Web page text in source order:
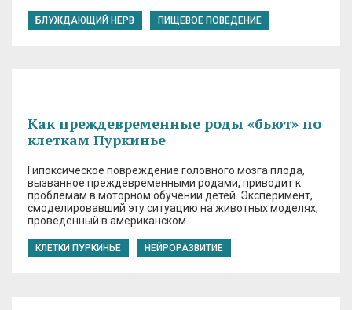
БЛУЖДАЮЩИЙ НЕРВ ПИЩЕВОЕ ПОВЕДЕНИЕ
Как преждевременные роды «бьют» по
клеткам Пуркинье
Гипоксическое повреждение головного мозга плода,
вызванное преждевременными родами, приводит к
проблемам в моторном обучении детей. Эксперимент,
смоделировавший эту ситуацию на животных моделях,
проведенный в американском…
КЛЕТКИ ПУРКИНЬЕ НЕЙРОРАЗВИТИЕ